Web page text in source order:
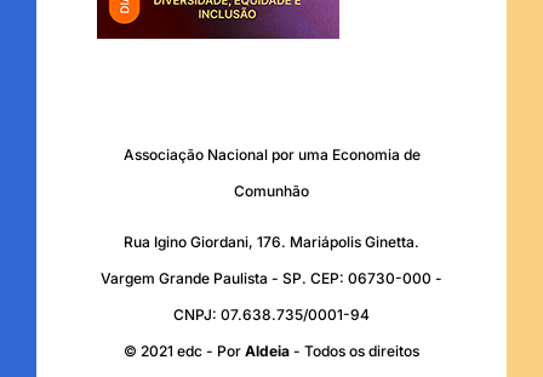
Associação Nacional por uma Economia de
Comunhão
Rua Igino Giordani, 176. Mariápolis Ginetta.
Vargem Grande Paulista - SP. CEP: 06730-000 -
CNPJ: 07.638.735/0001-94
© 2021 edc - Por Aldeia - Todos os direitos